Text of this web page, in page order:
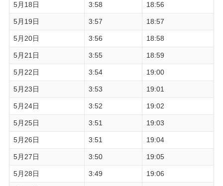
5月18日 3:58 18:56
5月19日 3:57 18:57
5月20日 3:56 18:58
5月21日 3:55 18:59
5月22日 3:54 19:00
5月23日 3:53 19:01
5月24日 3:52 19:02
5月25日 3:51 19:03
5月26日 3:51 19:04
5月27日 3:50 19:05
5月28日 3:49 19:06